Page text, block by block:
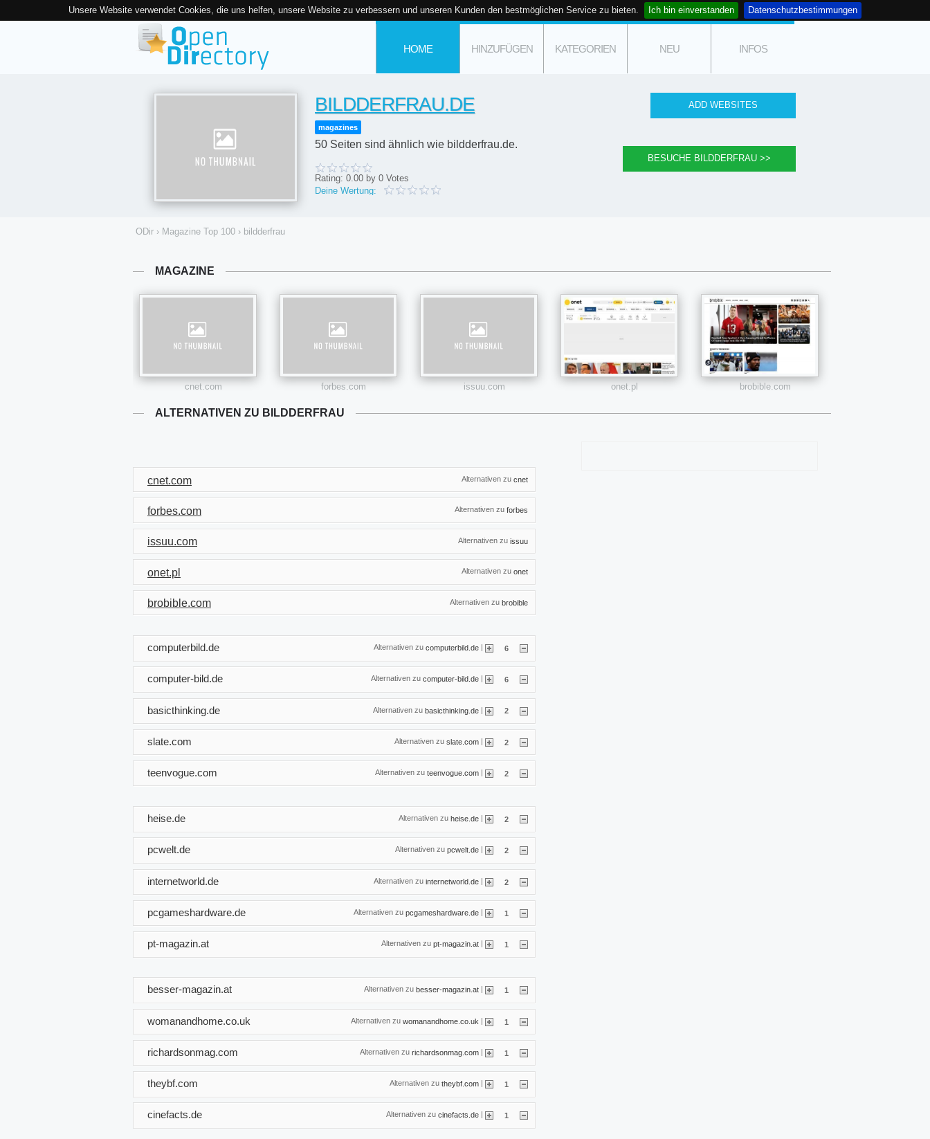
Unsere Website verwendet Cookies, die uns helfen, unsere Website zu verbessern und unseren Kunden den bestmöglichen Service zu bieten. Ich bin einverstanden Datenschutzbestimmungen
HOME HINZUFÜGEN KATEGORIEN NEU INFOS
BILDDERFRAU.DE
magazines
50 Seiten sind ähnlich wie bildderfrau.de.
Rating: 0.00 by 0 Votes
Deine Wertung:
ODir › Magazine Top 100 › bildderfrau
MAGAZINE
cnet.com forbes.com issuu.com onet.pl brobible.com
ALTERNATIVEN ZU BILDDERFRAU
Alternativen zu cnet
cnet.com
Alternativen zu forbes
forbes.com
Alternativen zu issuu
issuu.com
Alternativen zu onet
onet.pl
Alternativen zu brobible
brobible.com
Alternativen zu computerbild.de | 6
computerbild.de
Alternativen zu computer-bild.de 6
computer-bild.de
Alternativen zu basicthinking.de | 2
basicthinking.de
Alternativen zu slate.com | 2
slate.com
Alternativen zu teenvogue.com | 2
teenvogue.com
Alternativen zu heise.de 2
heise.de
Alternativen zu pcwelt.de 2
pcwelt.de
Alternativen zu internetworld.de | 2
internetworld.de
Alternativen zu pcgameshardware.de | 1
pcgameshardware.de
Alternativen zu pt-magazin.at | 1
pt-magazin.at
Alternativen zu besser-magazin.at 1
besser-magazin.at
Alternativen zu womanandhome.co.uk | 1
womanandhome.co.uk
Alternativen zu richardsonmag.com | 1
richardsonmag.com
Alternativen zu theybf.com | 1
theybf.com
Alternativen zu cinefacts.de 1
cinefacts.de